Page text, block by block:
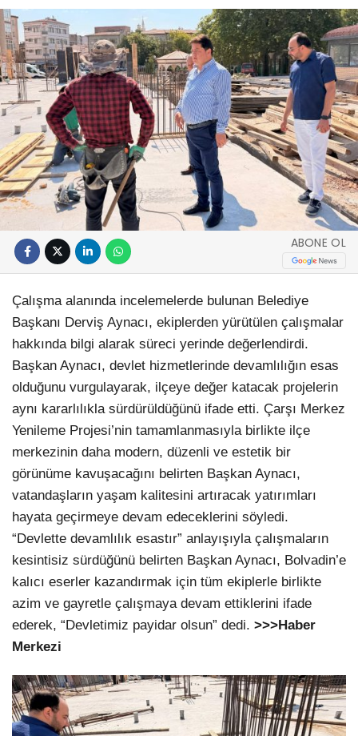
ABONE OL
Çalışma alanında incelemelerde bulunan Belediye
Başkanı Derviş Aynacı, ekiplerden yürütülen çalışmalar
hakkında bilgi alarak süreci yerinde değerlendirdi.
Başkan Aynacı, devlet hizmetlerinde devamlılığın esas
olduğunu vurgulayarak, ilçeye değer katacak projelerin
aynı kararlılıkla sürdürüldüğünü ifade etti. Çarşı Merkez
Yenileme Projesi’nin tamamlanmasıyla birlikte ilçe
merkezinin daha modern, düzenli ve estetik bir
görünüme kavuşacağını belirten Başkan Aynacı,
vatandaşların yaşam kalitesini artıracak yatırımları
hayata geçirmeye devam edeceklerini söyledi.
“Devlette devamlılık esastır” anlayışıyla çalışmaların
kesintisiz sürdüğünü belirten Başkan Aynacı, Bolvadin’e
kalıcı eserler kazandırmak için tüm ekiplerle birlikte
azim ve gayretle çalışmaya devam ettiklerini ifade
ederek, “Devletimiz payidar olsun” dedi. >>>Haber
Merkezi